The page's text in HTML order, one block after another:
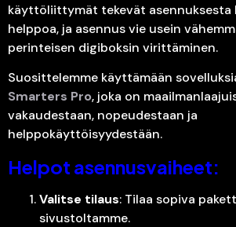
käyttöliittymät tekevät asennuksesta
helppoa, ja asennus vie usein
perinteisen digiboksin virittäminen.
Suosittelemme käyttämään
Smarters Pro, joka on
vakaudestaan, nopeudestaan ja
helppokäyttöisyydestään.
Helpot asennusvaiheet:
Valitse tilaus: Tilaa sopiva
sivustoltamme.